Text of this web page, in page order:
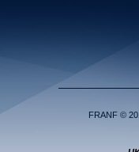
FRANF ©